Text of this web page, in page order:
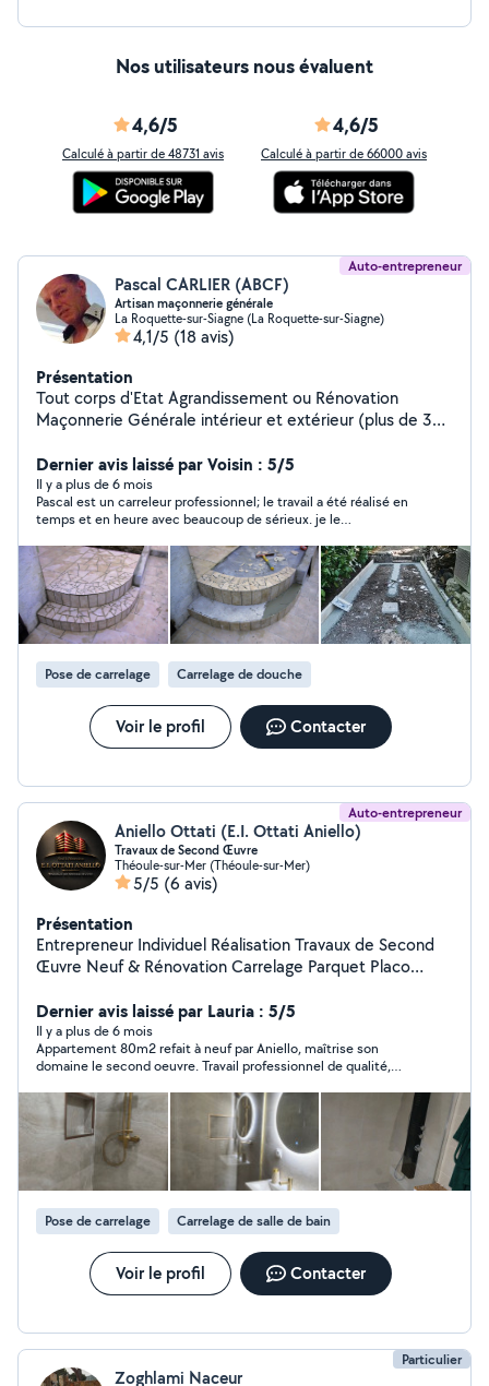
Nos utilisateurs nous évaluent
4,6/5
Calculé à partir de 48731 avis
4,6/5
Calculé à partir de 66000 avis
Auto-entrepreneur
Pascal CARLIER (ABCF)
Artisan maçonnerie générale
La Roquette-sur-Siagne (La Roquette-sur-Siagne)
4,1/5 (18 avis)
Présentation
Tout corps d'Etat Agrandissement ou Rénovation
Maçonnerie Générale intérieur et extérieur (plus de 30
Dernier avis laissé par Voisin : 5/5
Il y a plus de 6 mois
Pascal est un carreleur professionnel; le travail a été réalisé en
temps et en heure avec beaucoup de sérieux. je le
Pose de carrelage Carrelage de douche
Voir le profil Contacter
Auto-entrepreneur
Aniello Ottati (E.I. Ottati Aniello)
Travaux de Second Œuvre
Théoule-sur-Mer (Théoule-sur-Mer)
5/5 (6 avis)
Présentation
Entrepreneur Individuel Réalisation Travaux de Second
Œuvre Neuf & Rénovation Carrelage Parquet Placo
maison et d'appartement GARANTIE RC ET
DÉCENNALE Travail soigneux, consciencieux, à l'écoute
dans tous vos projets pour un travail qualitatif.
Agencement d'intérieur/extérieur du sol au plafond,
tout type de revêtement sol/mural, création de salle de
bain sur plan. Étudie toute demande et proposition.
*DEVIS GRATUIT
Dernier avis laissé par Lauria : 5/5
Il y a plus de 6 mois
Appartement 80m2 refait à neuf par Aniello, maîtrise son
domaine le second oeuvre. Travail professionnel de qualité,
Pose de carrelage Carrelage de salle de bain
Voir le profil Contacter
Particulier
Zoghlami Naceur